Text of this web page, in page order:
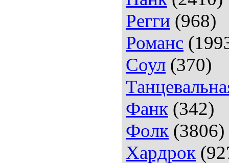
Регги (968)
Романс
Соул (370)
Фанк (342)
Фолк (3806)
Хардрок